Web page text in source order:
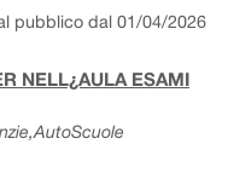
pubblico dal 01/04/2026
NELL¿AULA ESAMI